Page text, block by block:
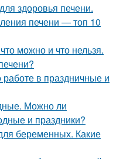
здоровья печени.
печени — топ 10
можно и что нельзя.
в праздничные и
Можно ли
и праздники?
беременных. Какие